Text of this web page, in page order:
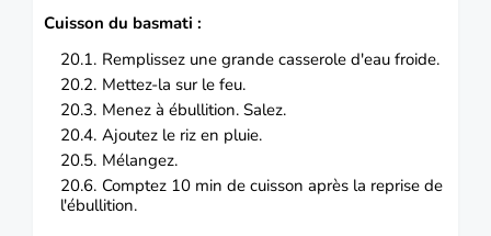
Cuisson du basmati :
Remplissez une grande casserole d'eau froide.
Mettez-la sur le feu.
Menez à ébullition. Salez.
Ajoutez le riz en pluie.
Mélangez.
Comptez 10 min de cuisson après la reprise de
l'ébullition.